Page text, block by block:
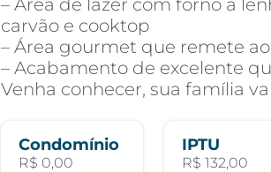
– Área de lazer com forno a
carvão e cooktop
– Área gourmet que remete
– Acabamento de excelente
Venha conhecer, sua família
Condomínio
R$ 0,00
IPTU
R$ 132,00